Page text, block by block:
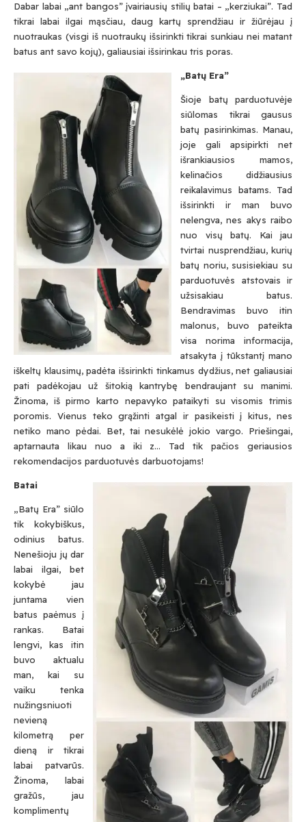
Dabar labai „ant bangos” įvairiausių stilių batai – „kerziukai”. Tad
tikrai labai ilgai mąsčiau, daug kartų sprendžiau ir žiūrėjau į
nuotraukas (visgi iš nuotraukų išsirinkti tikrai sunkiau nei matant
batus ant savo kojų), galiausiai išsirinkau tris poras.
„Batų Era”
Šioje batų parduotuvėje
siūlomas tikrai gausus
batų pasirinkimas. Manau,
joje gali apsipirkti net
išrankiausios mamos,
kelinačios didžiausius
reikalavimus batams. Tad
išsirinkti ir man buvo
nelengva, nes akys raibo
nuo visų batų. Kai jau
tvirtai nusprendžiau, kurių
batų noriu, susisiekiau su
parduotuvės atstovais ir
užsisakiau batus.
Bendravimas buvo itin
malonus, buvo pateikta
visa norima informacija,
atsakyta į tūkstantį mano
iškeltų klausimų, padėta išsirinkti tinkamus dydžius, net galiausiai
pati padėkojau už šitokią kantrybę bendraujant su manimi.
Žinoma, iš pirmo karto nepavyko pataikyti su visomis trimis
poromis. Vienus teko grąžinti atgal ir pasikeisti į kitus, nes
netiko mano pėdai. Bet, tai nesukėlė jokio vargo. Priešingai,
aptarnauta likau nuo a iki z… Tad tik pačios geriausios
rekomendacijos parduotuvės darbuotojams!
Batai
„Batų Era” siūlo
tik kokybiškus,
odinius batus.
Nenešioju jų dar
labai ilgai, bet
kokybė jau
juntama vien
batus paėmus į
rankas. Batai
lengvi, kas itin
buvo aktualu
man, kai su
vaiku tenka
nužingsniuoti
nevieną
kilometrą per
dieną ir tikrai
labai patvarūs.
Žinoma, labai
gražūs, jau
komplimentų